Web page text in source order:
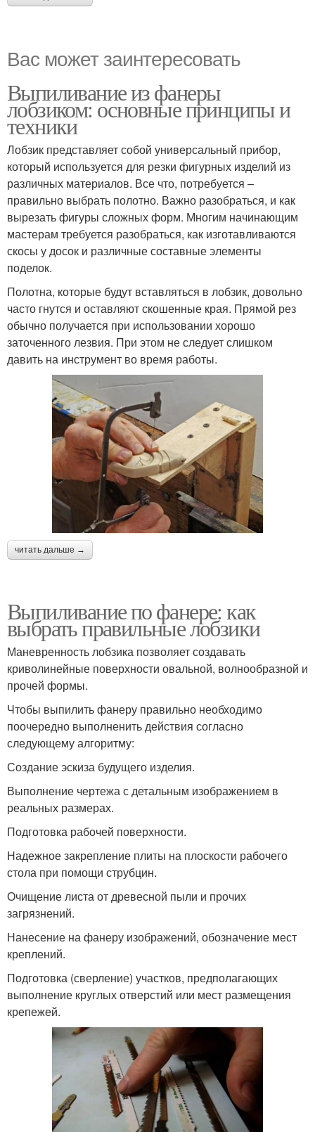
Вас может заинтересовать
Выпиливание из фанеры
лобзиком: основные принципы и
техники
Лобзик представляет собой универсальный прибор,
который используется для резки фигурных изделий из
различных материалов. Все что, потребуется –
правильно выбрать полотно. Важно разобраться, и как
вырезать фигуры сложных форм. Многим начинающим
мастерам требуется разобраться, как изготавливаются
скосы у досок и различные составные элементы
поделок.
Полотна, которые будут вставляться в лобзик, довольно
часто гнутся и оставляют скошенные края. Прямой рез
обычно получается при использовании хорошо
заточенного лезвия. При этом не следует слишком
давить на инструмент во время работы.
читать дальше →
Выпиливание по фанере: как
выбрать правильные лобзики
Маневренность лобзика позволяет создавать
криволинейные поверхности овальной, волнообразной и
прочей формы.
Чтобы выпилить фанеру правильно необходимо
поочередно выполненить действия согласно
следующему алгоритму:
Создание эскиза будущего изделия.
Выполнение чертежа с детальным изображением в
реальных размерах.
Подготовка рабочей поверхности.
Надежное закрепление плиты на плоскости рабочего
стола при помощи струбцин.
Очищение листа от древесной пыли и прочих
загрязнений.
Нанесение на фанеру изображений, обозначение мест
креплений.
Подготовка (сверление) участков, предполагающих
выполнение круглых отверстий или мест размещения
крепежей.